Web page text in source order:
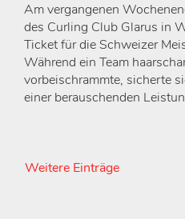
Am vergangenen
des Curling Club Glarus in
Ticket für die Schweizer
Während ein Team
vorbeischrammte, sicherte
einer berauschenden
Weitere Einträge